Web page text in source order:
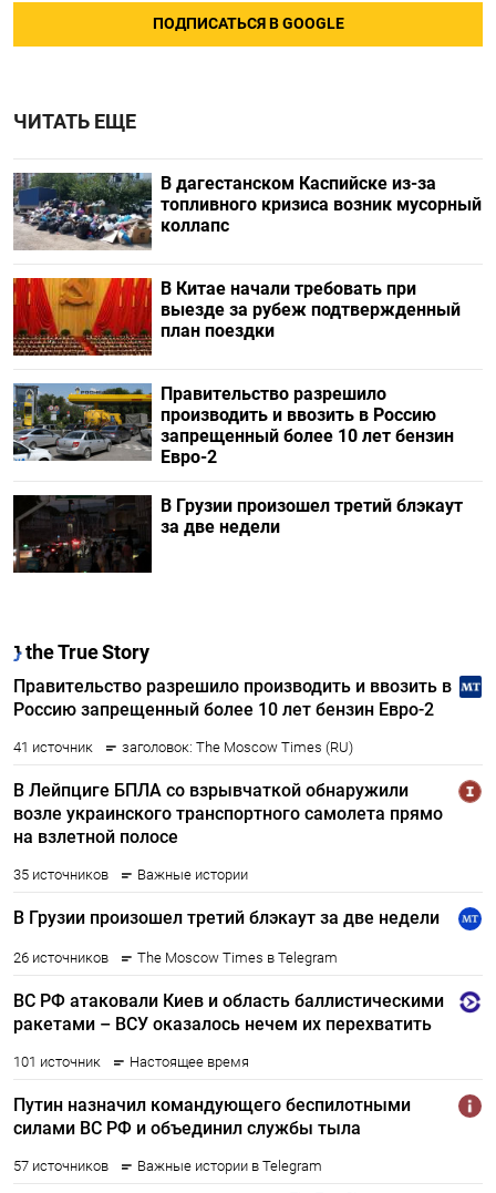
ПОДПИСАТЬСЯ В GOOGLE
ЧИТАТЬ ЕЩЕ
В дагестанском Каспийске из-за
топливного кризиса возник мусорный
коллапс
В Китае начали требовать при
выезде за рубеж подтвержденный
план поездки
Правительство разрешило
производить и ввозить в Россию
запрещенный более 10 лет бензин
Евро-2
В Грузии произошел третий блэкаут
за две недели